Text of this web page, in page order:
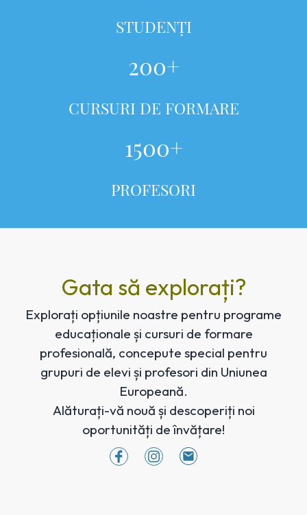
STUDENȚI
200+
CURSURI DE FORMARE
1500+
PROFESORI
Gata să explorați?
Explorați opțiunile noastre pentru programe
educaționale și cursuri de formare
profesională, concepute special pentru
grupuri de elevi și profesori din Uniunea
Europeană.
Alăturați-vă nouă și descoperiți noi
oportunități de învățare!